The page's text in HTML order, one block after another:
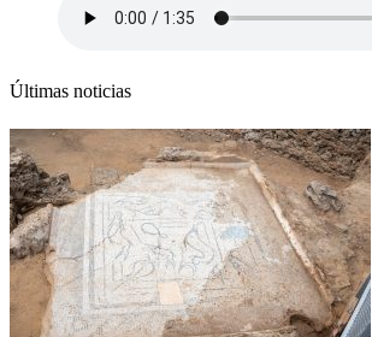
Últimas noticias